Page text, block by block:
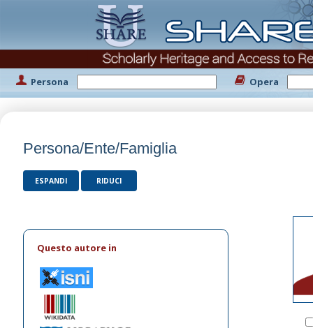
Persona Opera
Persona/Ente/Famiglia
ESPANDI RIDUCI
Questo autore in